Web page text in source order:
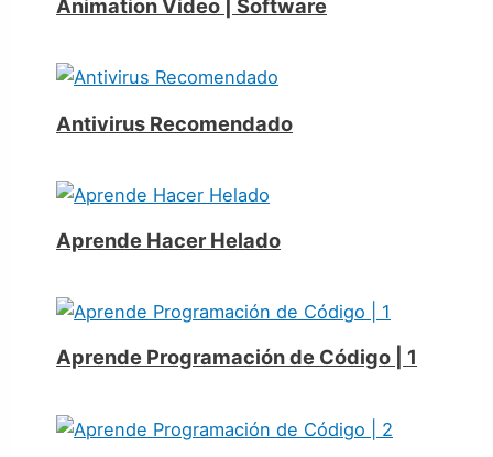
Animation Video | Software
Antivirus Recomendado
Aprende Hacer Helado
Aprende Programación de Código | 1